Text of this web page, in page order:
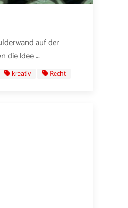
auf der
die Idee ...
kreativ Recht